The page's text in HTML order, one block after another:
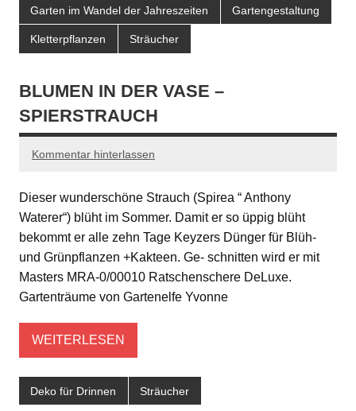
Garten im Wandel der Jahreszeiten Gartengestaltung
Kletterpflanzen Sträucher
BLUMEN IN DER VASE –
SPIERSTRAUCH
Kommentar hinterlassen
Dieser wunderschöne Strauch (Spirea “ Anthony
Waterer“) blüht im Sommer. Damit er so üppig blüht
bekommt er alle zehn Tage Keyzers Dünger für Blüh-
und Grünpflanzen +Kakteen. Ge- schnitten wird er mit
Masters MRA-0/00010 Ratschenschere DeLuxe.
Gartenträume von Gartenelfe Yvonne
WEITERLESEN
Deko für Drinnen Sträucher